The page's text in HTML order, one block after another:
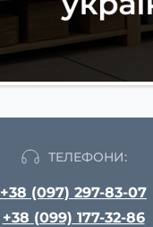
ТЕЛЕФОНИ:
+38 (097) 297-83-07
+38 (099) 177-32-86